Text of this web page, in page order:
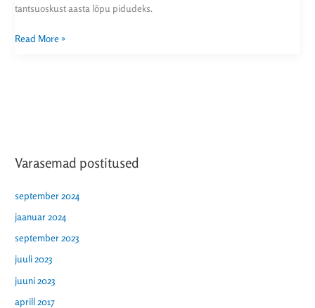
tantsuoskust aasta lõpu pidudeks.
Read More »
Varasemad postitused
september 2024
jaanuar 2024
september 2023
juuli 2023
juuni 2023
aprill 2017